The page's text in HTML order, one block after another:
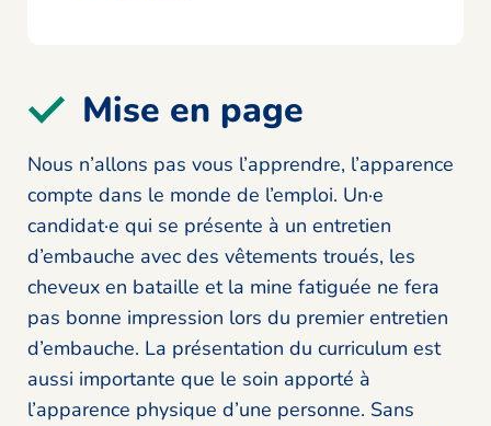
Mise en page
Nous n’allons pas vous l’apprendre, l’apparence
compte dans le monde de l’emploi. Un·e
candidat·e qui se présente à un entretien
d’embauche avec des vêtements troués, les
cheveux en bataille et la mine fatiguée ne fera
pas bonne impression lors du premier entretien
d’embauche. La présentation du curriculum est
aussi importante que le soin apporté à
l’apparence physique d’une personne. Sans